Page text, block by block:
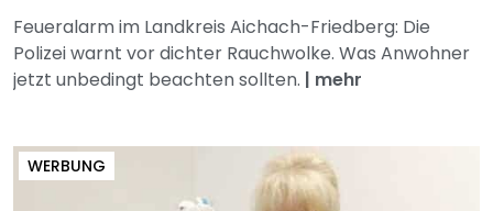
Feueralarm im Landkreis Aichach-Friedberg: Die
Polizei warnt vor dichter Rauchwolke. Was Anwohner
jetzt unbedingt beachten sollten. | mehr
WERBUNG